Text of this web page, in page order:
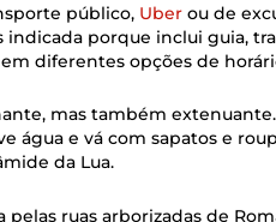
público, Uber ou de
indicada porque inclui guia,
diferentes opções de
mas também
água e vá com sapatos e
da Lua.
ruas arborizadas de